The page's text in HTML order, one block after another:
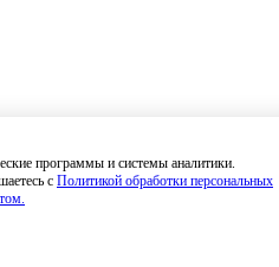
программы и системы аналитики.
с Политикой обработки персональных